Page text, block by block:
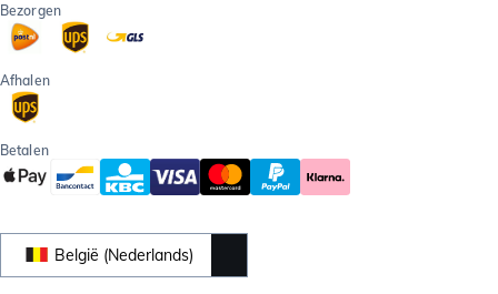
Bezorgen
Afhalen
Betalen
België (Nederlands)